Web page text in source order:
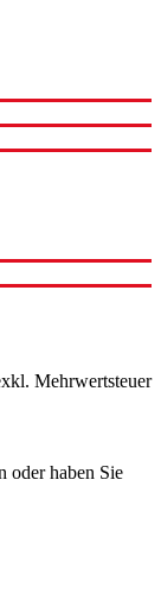
Mehrwertsteuer
oder haben Sie